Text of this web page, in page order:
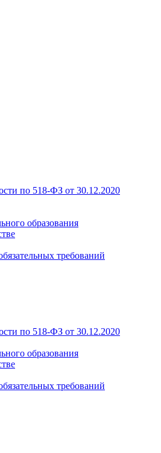
по 518-ФЗ от 30.12.2020
образования
требований
по 518-ФЗ от 30.12.2020
образования
требований